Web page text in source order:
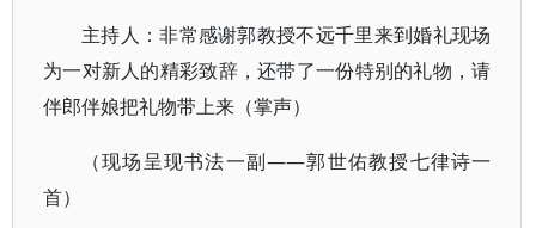
主持人：非常感谢郭教授不远千里来到婚礼现场
为一对新人的精彩致辞，还带了一份特别的礼物，请
伴郎伴娘把礼物带上来（掌声）
（现场呈现书法一副——郭世佑教授七律诗一
首）